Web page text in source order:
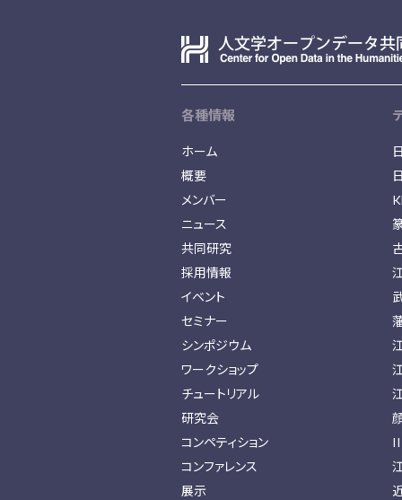
各種情報
ホーム
概要
メンバー
ニュース
共同研究
採用情報
イベント
セミナー
シンポジウム
ワークショップ
チュートリアル
研究会
コンペティション
コンファレンス
展示